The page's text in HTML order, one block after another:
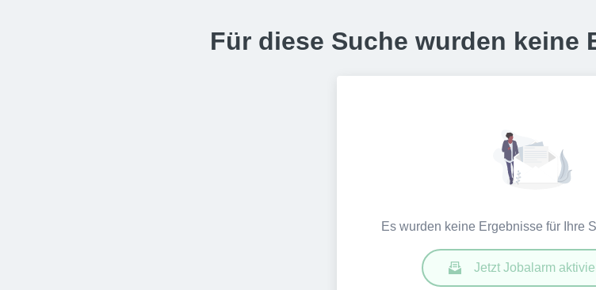
Für diese Suche wurden keine
Es wurden keine Ergebnisse für Ihre
Jetzt Jobalarm